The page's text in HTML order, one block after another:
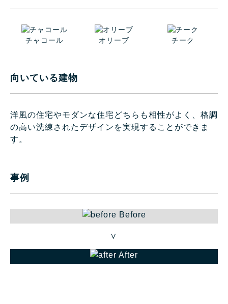
チャコール オリーブ チーク
向いている建物
洋風の住宅やモダンな住宅どちらも相性がよく、格調
の高い洗練されたデザインを実現することができま
す。
事例
Before
＞
After